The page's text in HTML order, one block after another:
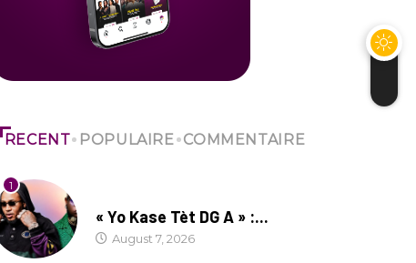
RECENT POPULAIRE COMMENTAIRE
1
« Yo Kase Tèt DG A » :...
August 7, 2026